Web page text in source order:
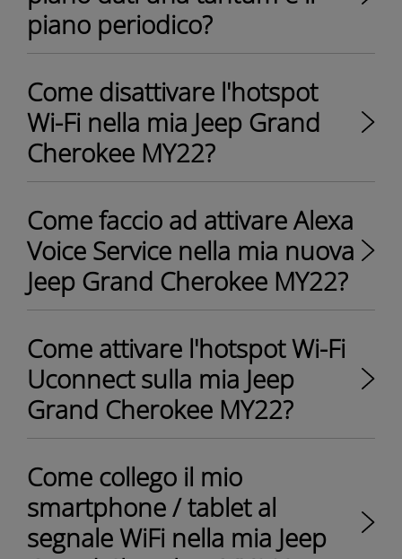
piano periodico?
Come disattivare l'hotspot
Wi-Fi nella mia Jeep Grand
Cherokee MY22?
Come faccio ad attivare Alexa
Voice Service nella mia nuova
Jeep Grand Cherokee MY22?
Come attivare l'hotspot Wi-Fi
Uconnect sulla mia Jeep
Grand Cherokee MY22?
Come collego il mio
smartphone / tablet al
segnale WiFi nella mia Jeep